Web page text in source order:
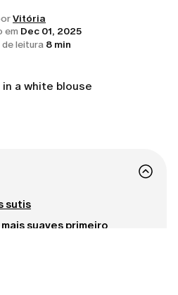
Vitória
em Dec 01, 2025
leitura 8 min
sutis
suaves primeiro